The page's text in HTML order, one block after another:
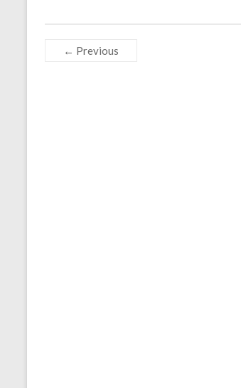
← Previous